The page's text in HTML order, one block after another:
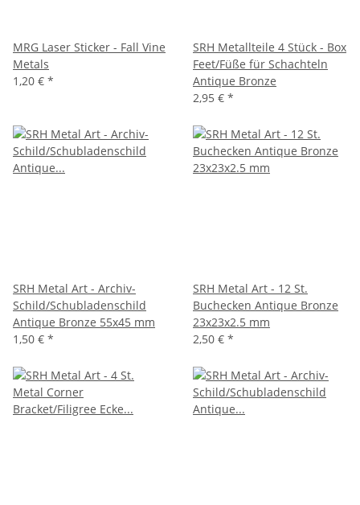
MRG Laser Sticker - Fall Vine
Metals
1,20 € *
SRH Metallteile 4 Stück - Box
Feet/Füße für Schachteln
Antique Bronze
2,95 € *
SRH Metal Art - Archiv-
Schild/Schubladenschild
Antique Bronze 55x45 mm
1,50 € *
SRH Metal Art - 12 St.
Buchecken Antique Bronze
23x23x2.5 mm
2,50 € *